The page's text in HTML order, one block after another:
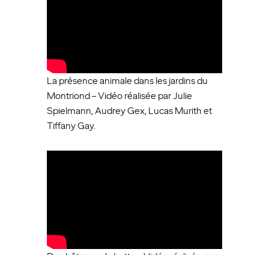
La présence animale dans les jardins du
Montriond – Vidéo réalisée par Julie
Spielmann, Audrey Gex, Lucas Murith et
Tiffany Gay.